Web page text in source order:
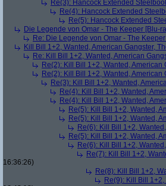
Re(3): Hancock Extended
Re(4): Hancock Extended
Re(5): Hancock Extended
Die Legende von Omar - The Keeper [Blu-
Re: Die Legende von Omar - The
Kill Bill 1+2, Wanted, American Gangster,
Re: Kill Bill 1+2, Wanted, American
Re(2): Kill Bill 1+2, Wanted, American
Re(2): Kill Bill 1+2, Wanted, American
Re(3): Kill Bill 1+2, Wanted,
Re(4): Kill Bill 1+2, Wanted,
Re(4): Kill Bill 1+2, Wanted,
Re(5): Kill Bill 1+2, Wanted,
Re(5): Kill Bill 1+2, Wanted,
Re(6): Kill Bill 1+2,
Re(5): Kill Bill 1+2, Wanted,
Re(6): Kill Bill 1+2,
Re(7): Kill Bill 1+2,
16:36:26)
Re(8): Kill Bill 1+2,
Re(9): Kill Bill